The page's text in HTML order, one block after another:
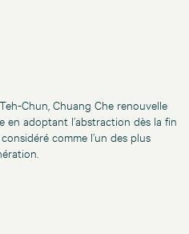
Chun, Chuang Che renouvelle
adoptant l’abstraction dès la fin
comme l’un des plus